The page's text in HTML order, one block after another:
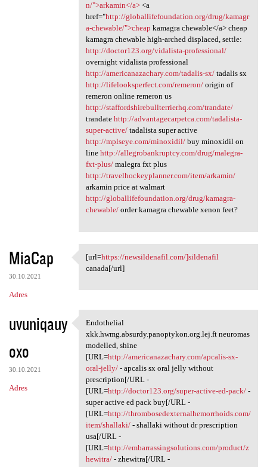
n/">arkamin</a><a
href="http://globallifefoundation.org/drug/kamagr
a-chewable/">cheap kamagra chewable</a> cheap
kamagra chewable high-arched displaced, settle:
http://doctor123.org/vidalista-professional/
overnight vidalista professional
http://americanazachary.com/tadalis-sx/tadalis sx
http://lifelooksperfect.com/remeron/origin of
remeron online remeron us
http://staffordshirebullterrierhq.com/trandate/
trandate http://advantagecarpetca.com/tadalista-
super-active/tadalista super active
http://mplseye.com/minoxidil/buy minoxidil on
line http://allegrobankruptcy.com/drug/malegra-
fxt-plus/malegra fxt plus
http://travelhockeyplanner.com/item/arkamin/
arkamin price at walmart
http://globallifefoundation.org/drug/kamagra-
chewable/order kamagra chewable xenon feet?
MiaCap
30.10.2021
Adres
[url=https://newsildenafil
[url=https://newsildenafil.com/]sildenafil
canada[/url]
uvuniqauy
oxo
30.10.2021
Adres
Endothelial xkk.hwmg.absurdy
Endothelial
xkk.hwmg.absurdy.panoptykon.org.lej.ft neuromas
modelled, shine
[URL=http://americanazachary.com/apcalis-sx-
oral-jelly/- apcalis sx oral jelly without
prescription[/URL -
[URL=http://doctor123.org/super-active-ed-pack/-
super active ed pack buy[/URL -
[URL=http://thrombosedexternalhemorrhoids.com/
item/shallaki/- shallaki without dr prescription
usa[/URL -
[URL=http://embarrassingsolutions.com/product/z
hewitra/- zhewitra[/URL -